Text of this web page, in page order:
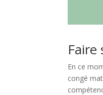
En ce
congé